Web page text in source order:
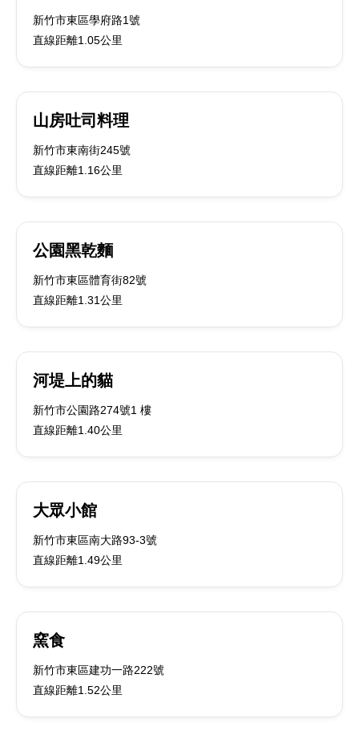
新竹市東區學府路1號
直線距離1.05公里
山房吐司料理
新竹市東南街245號
直線距離1.16公里
公園黑乾麵
新竹市東區體育街82號
直線距離1.31公里
河堤上的貓
新竹市公園路274號1 樓
直線距離1.40公里
大眾小館
新竹市東區南大路93-3號
直線距離1.49公里
窯食
新竹市東區建功一路222號
直線距離1.52公里